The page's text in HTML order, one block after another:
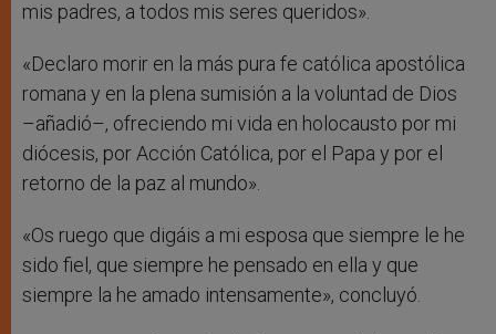
mis padres, a todos mis seres queridos».
«Declaro morir en la más pura fe católica apostólica
romana y en la plena sumisión a la voluntad de Dios
–añadió–, ofreciendo mi vida en holocausto por mi
diócesis, por Acción Católica, por el Papa y por el
retorno de la paz al mundo».
«Os ruego que digáis a mi esposa que siempre le he
sido fiel, que siempre he pensado en ella y que
siempre la he amado intensamente», concluyó.